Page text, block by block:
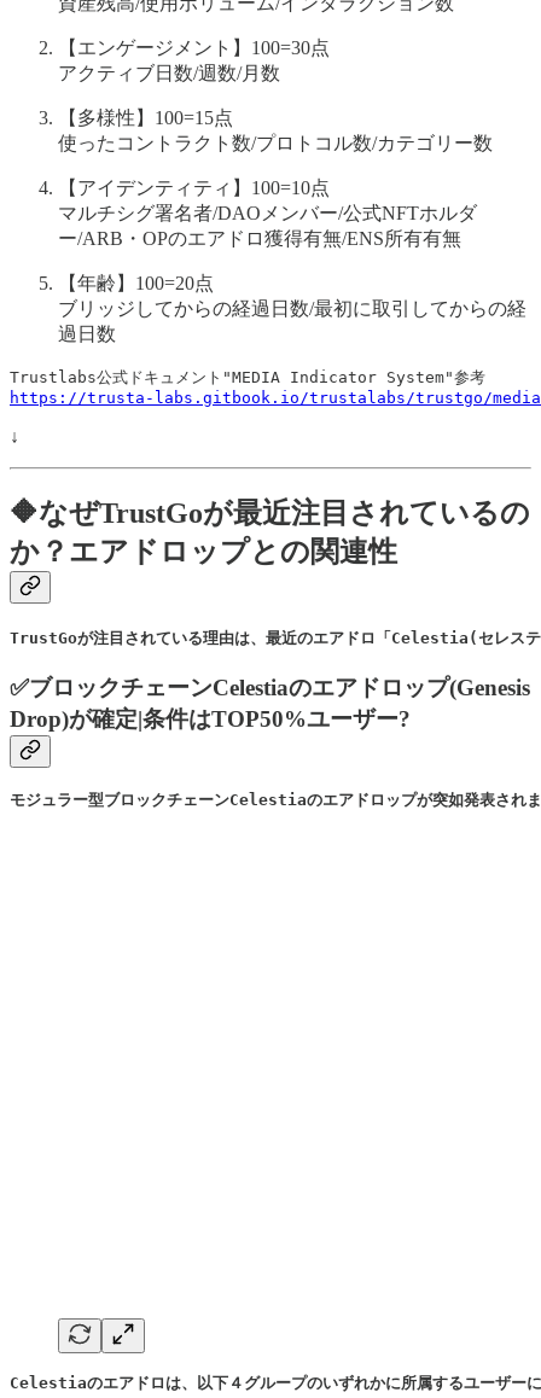
【エンゲージメント】100=30点
アクティブ日数/週数/月数
【多様性】100=15点
使ったコントラクト数/プロトコル数/カテゴリー数
【アイデンティティ】100=10点
マルチシグ署名者/DAOメンバー/公式NFTホルダ
ー/ARB・OPのエアドロ獲得有無/ENS所有有無
【年齢】100=20点
ブリッジしてからの経過日数/最初に取引してからの経
過日数
https://trusta-labs.gitbook.io/trustalabs/trustgo/
↓
🔶なぜTrustGoが最近注目されているの
か？エアドロップとの関連性
TrustGoが注目されている理由は、最近のエアドロ「Celestia(セレステ
✅ブロックチェーンCelestiaのエアドロップ(Genesis
Drop)が確定|条件はTOP50%ユーザー?
モジュラー型ブロックチェーンCelestiaのエアドロップが突如発表され
Celestiaのエアドロは、以下４グループのいずれかに所属するユーザー